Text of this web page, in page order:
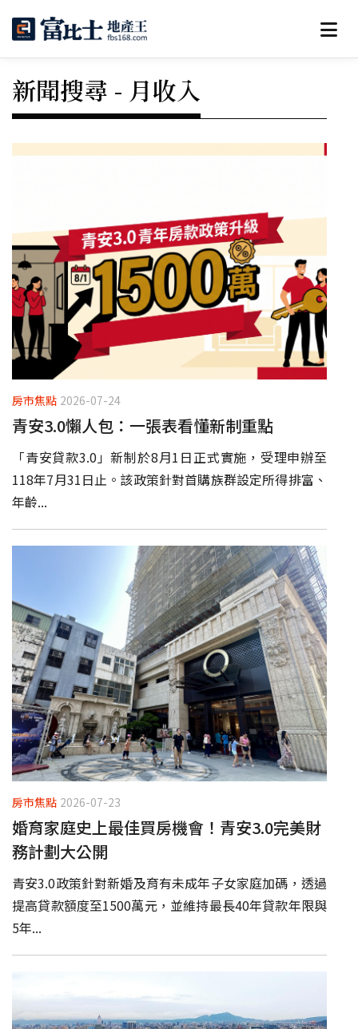
新聞搜尋 - 月收入
房市焦點 2026-07-24
青安3.0懶人包：一張表看懂新制重點
「青安貸款3.0」新制於8月1日正式實施，受理申辦至
118年7月31日止。該政策針對首購族群設定所得排富、
年齡...
房市焦點 2026-07-23
婚育家庭史上最佳買房機會！青安3.0完美財
務計劃大公開
青安3.0政策針對新婚及育有未成年子女家庭加碼，透過
提高貸款額度至1500萬元，並維持最長40年貸款年限與
5年...